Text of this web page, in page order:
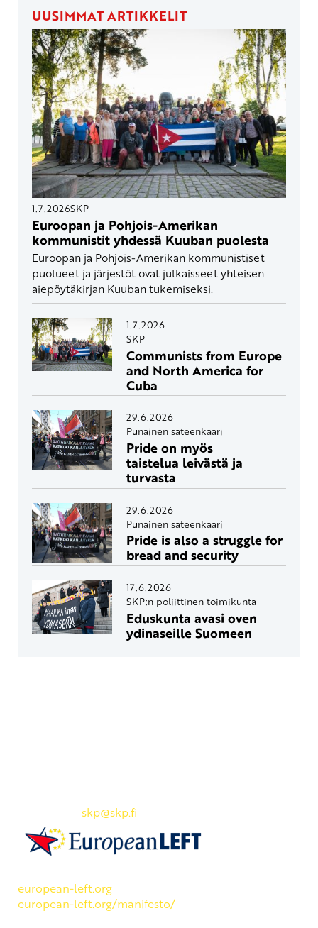
UUSIMMAT ARTIKKELIT
1.7.2026SKP
Euroopan ja Pohjois-Amerikan
kommunistit yhdessä Kuuban puolesta
Euroopan ja Pohjois-Amerikan kommunistiset
puolueet ja järjestöt ovat julkaisseet yhteisen
aiepöytäkirjan Kuuban tukemiseksi.
1.7.2026
SKP
Communists from Europe
and North America for
Cuba
29.6.2026
Punainen sateenkaari
Pride on myös
taistelua leivästä ja
turvasta
29.6.2026
Punainen sateenkaari
Pride is also a struggle for
bread and security
17.6.2026
SKP:n poliittinen toimikunta
Eduskunta avasi oven
ydinaseille Suomeen
skp@skp.fi
european-left.org
european-left.org/manifesto/